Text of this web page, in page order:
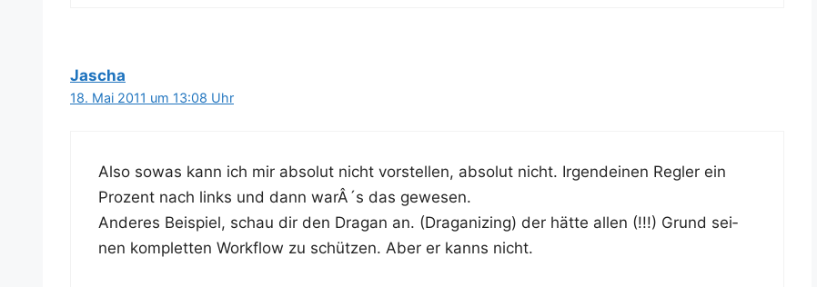
Jascha
18. Mai 2011 um 13:08 Uhr
Also sowas kann ich mir abso­lut nicht vor­stel­len, abso­lut nicht. Irgend­ei­nen Reg­ler ein
Pro­zent nach links und dann warÂ´s das gewesen.
Ande­res Bei­spiel, schau dir den Dra­gan an. (Dra­ga­ni­zing) der hät­te allen (!!!) Grund sei­
nen kom­plet­ten Work­flow zu schüt­zen. Aber er kanns nicht.